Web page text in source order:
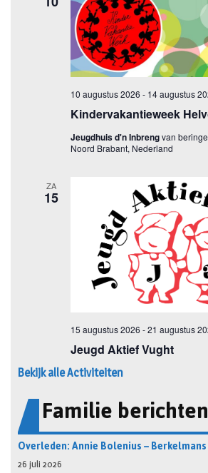
Bekijk alle Activiteiten
Familie berichten
Overleden: Annie Bolenius – Berkelmans
26 juli 2026